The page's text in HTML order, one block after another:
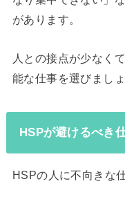
があります。
人との接点が少なく
能な仕事を選びましょ
HSPが避けるべき
HSPの人に不向きな